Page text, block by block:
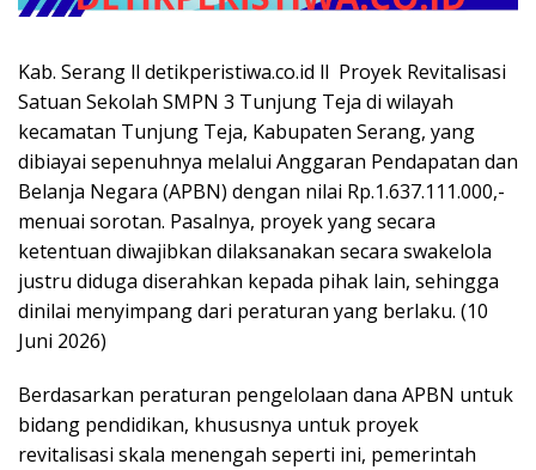
Kab. Serang ll detikperistiwa.co.id ll Proyek Revitalisasi
Satuan Sekolah SMPN 3 Tunjung Teja di wilayah
kecamatan Tunjung Teja, Kabupaten Serang, yang
dibiayai sepenuhnya melalui Anggaran Pendapatan dan
Belanja Negara (APBN) dengan nilai Rp.1.637.111.000,-
menuai sorotan. Pasalnya, proyek yang secara
ketentuan diwajibkan dilaksanakan secara swakelola
justru diduga diserahkan kepada pihak lain, sehingga
dinilai menyimpang dari peraturan yang berlaku. (10
Juni 2026)
Berdasarkan peraturan pengelolaan dana APBN untuk
bidang pendidikan, khususnya untuk proyek
revitalisasi skala menengah seperti ini, pemerintah